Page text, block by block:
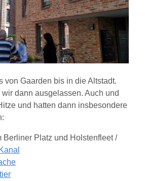
von Gaarden bis in die Altstadt.
dann ausgelassen. Auch und
und hatten dann insbesondere
Berliner Platz und Holstenfleet /